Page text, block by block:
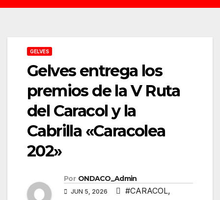
GELVES
Gelves entrega los
premios de la V Ruta
del Caracol y la
Cabrilla «Caracolea
202»
Por ONDACO_Admin
JUN 5, 2026 #CARACOL,